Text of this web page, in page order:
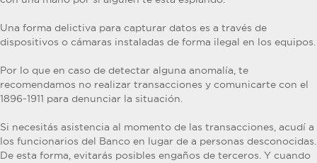
Una forma delictiva para capturar datos es a través de
dispositivos o cámaras instaladas de forma ilegal en los equipos.
Por lo que en caso de detectar alguna anomalía, te
recomendamos no realizar transacciones y comunicarte con el
1896-1911 para denunciar la situación.
Si necesitás asistencia al momento de las transacciones, acudí a
los funcionarios del Banco en lugar de a personas desconocidas.
De esta forma, evitarás posibles engaños de terceros. Y cuando